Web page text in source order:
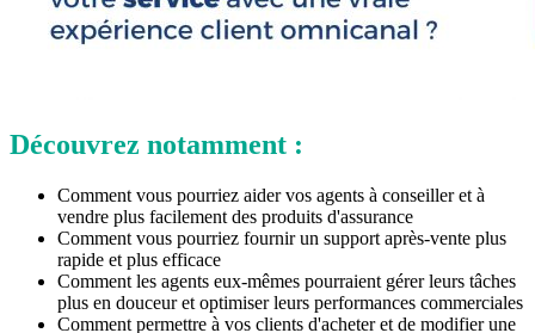
Découvrez notamment :
Comment vous pourriez aider vos agents à conseiller et à
vendre plus facilement des produits d'assurance
Comment vous pourriez fournir un support après-vente plus
rapide et plus efficace
Comment les agents eux-mêmes pourraient gérer leurs tâches
plus en douceur et optimiser leurs performances commerciales
Comment permettre à vos clients d'acheter et de modifier une